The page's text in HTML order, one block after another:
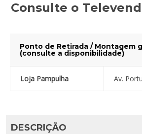
Consulte o
Ponto de Retirada / Montagem
(consulte a disponibilidade)
Loja Pampulha Av.
DESCRIÇÃO